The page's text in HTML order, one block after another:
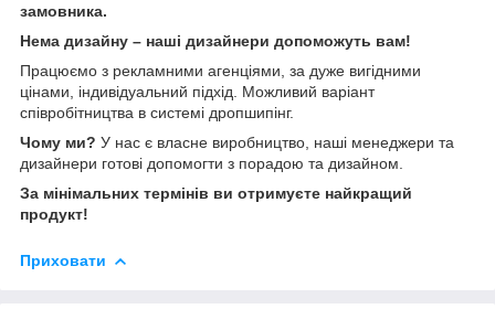
замовника.
Нема дизайну – наші дизайнери допоможуть вам!
Працюємо з рекламними агенціями, за дуже вигідними
цінами, індивідуальний підхід. Можливий варіант
співробітництва в системі дропшипінг.
Чому ми? У нас є власне виробництво, наші менеджери та
дизайнери готові допомогти з порадою та дизайном.
За мінімальних термінів ви отримуєте найкращий
продукт!
Приховати